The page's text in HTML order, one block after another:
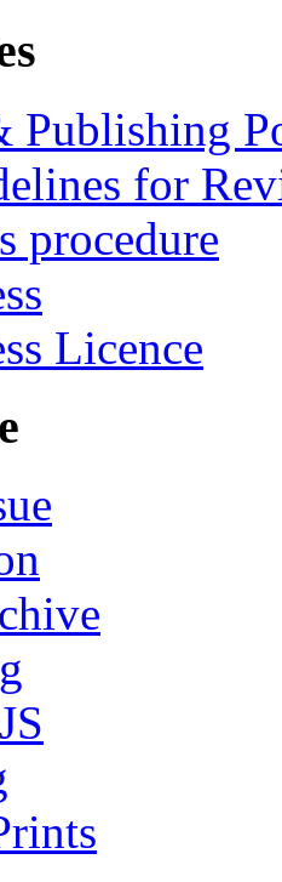
Publishing
for
procedure
Licence